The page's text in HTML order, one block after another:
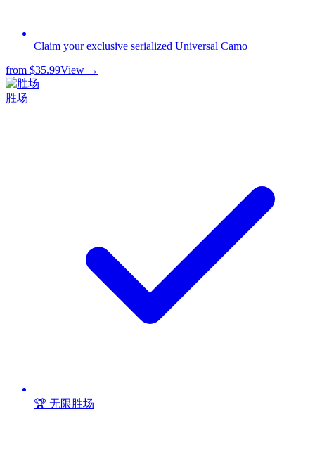
Claim your exclusive serialized Universal Camo
from $35.99View →
胜场
🏆 无限胜场